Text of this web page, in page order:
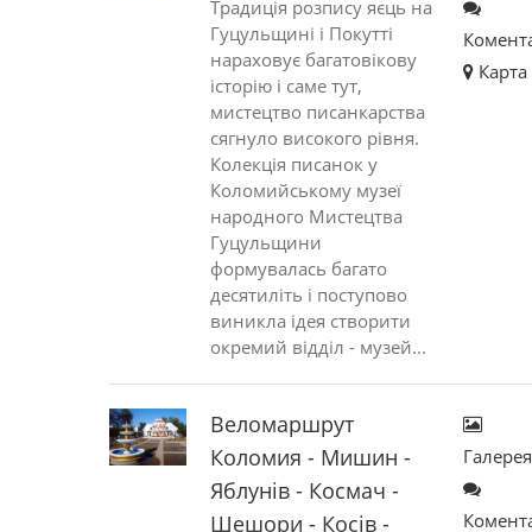
Традиція розпису яєць на
Гуцульщині і Покутті
нараховує багатовікову
історію і саме тут,
мистецтво писанкарства
сягнуло високого рівня.
Колекція писанок у
Коломийському музеї
народного Мистецтва
Гуцульщини
формувалась багато
десятиліть і поступово
виникла ідея створити
окремий відділ - музей...
Карта
Веломаршрут
Коломия - Мишин -
Яблунів - Космач -
Шешори - Косів -
Галерея